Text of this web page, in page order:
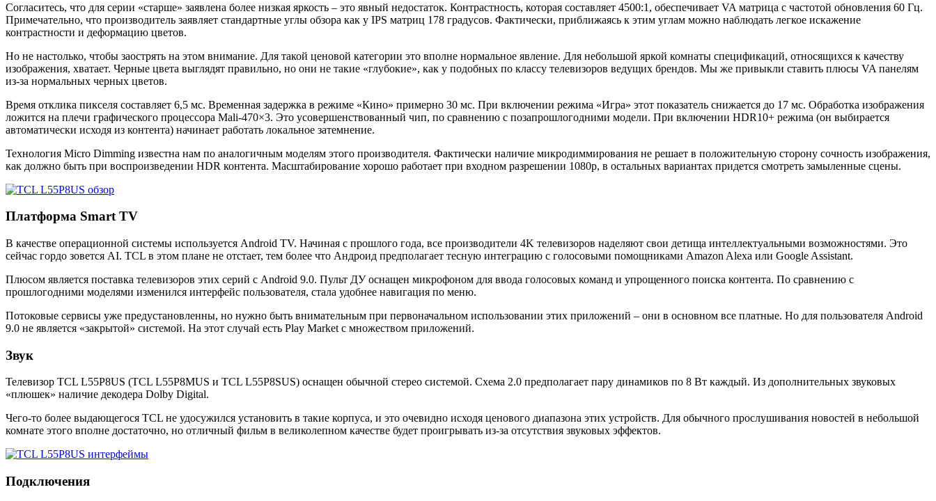
Согласитесь, что для серии «старше» заявлена более низкая яркость – это явный недостаток. Контрастность, которая составляет 4500:1, обеспечивает VA матрица с частотой обновления 60 Гц.
Примечательно, что производитель заявляет стандартные углы обзора как у IPS матриц 178 градусов. Фактически, приближаясь к этим углам можно наблюдать легкое искажение
контрастности и деформацию цветов.
Но не настолько, чтобы заострять на этом внимание. Для такой ценовой категории это вполне нормальное явление. Для небольшой яркой комнаты спецификаций, относящихся к качеству
изображения, хватает. Черные цвета выглядят правильно, но они не такие «глубокие», как у подобных по классу телевизоров ведущих брендов. Мы же привыкли ставить плюсы VA панелям
из-за нормальных черных цветов.
Время отклика пикселя составляет 6,5 мс. Временная задержка в режиме «Кино» примерно 30 мс. При включении режима «Игра» этот показатель снижается до 17 мс. Обработка изображения
ложится на плечи графического процессора Mali-470×3. Это усовершенствованный чип, по сравнению с позапрошлогодними модели. При включении HDR10+ режима (он выбирается
автоматически исходя из контента) начинает работать локальное затемнение.
Технология Micro Dimming известна нам по аналогичным моделям этого производителя. Фактически наличие микродиммирования не решает в положительную сторону сочность изображения,
как должно быть при воспроизведении HDR контента. Масштабирование хорошо работает при входном разрешении 1080p, в остальных вариантах придется смотреть замыленные сцены.
Платформа Smart TV
В качестве операционной системы используется Android TV. Начиная с прошлого года, все производители 4K телевизоров наделяют свои детища интеллектуальными возможностями. Это
сейчас гордо зовется AI. TCL в этом плане не отстает, тем более что Андроид предполагает тесную интеграцию с голосовыми помощниками Amazon Alexa или Google Assistant.
Плюсом является поставка телевизоров этих серий с Android 9.0. Пульт ДУ оснащен микрофоном для ввода голосовых команд и упрощенного поиска контента. По сравнению с
прошлогодними моделями изменился интерфейс пользователя, стала удобнее навигация по меню.
Потоковые сервисы уже предустановленны, но нужно быть внимательным при первоначальном использовании этих приложений – они в основном все платные. Но для пользователя Android
9.0 не является «закрытой» системой. На этот случай есть Play Market с множеством приложений.
Звук
Телевизор TCL L55P8US (TCL L55P8MUS и TCL L55P8SUS) оснащен обычной стерео системой. Схема 2.0 предполагает пару динамиков по 8 Вт каждый. Из дополнительных звуковых
«плюшек» наличие декодера Dolby Digital.
Чего-то более выдающегося TCL не удосужился установить в такие корпуса, и это очевидно исходя ценового диапазона этих устройств. Для обычного прослушивания новостей в небольшой
комнате этого вполне достаточно, но отличный фильм в великолепном качестве будет проигрывать из-за отсутствия звуковых эффектов.
Подключения